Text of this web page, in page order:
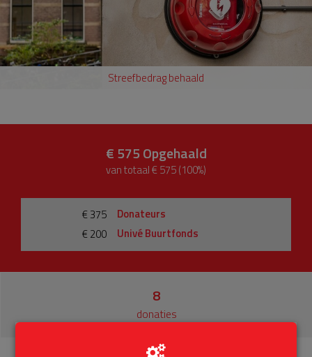
Streefbedrag behaald
€ 575Opgehaald
van totaal € 575 (100%)
€ 375
Donateurs
€ 200
Univé Buurtfonds
8
donaties